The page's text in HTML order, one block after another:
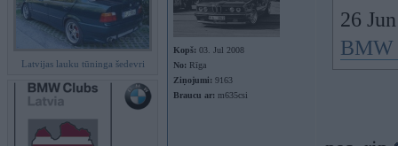
Latvijas lauku tūninga šedevri
Kopš: 03. Jul 2008
No: Rīga
Ziņojumi: 9163
Braucu ar: m635csi
26
BMW